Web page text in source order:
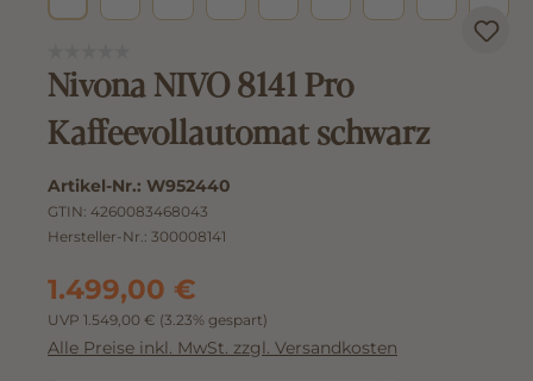
Nivona NIVO 8141 Pro
Kaffeevollautomat schwarz
Artikel-Nr.: W952440
GTIN: 4260083468043
Hersteller-Nr.: 300008141
1.499,00 €
UVP 1.549,00 € (3.23% gespart)
Alle Preise inkl. MwSt. zzgl. Versandkosten